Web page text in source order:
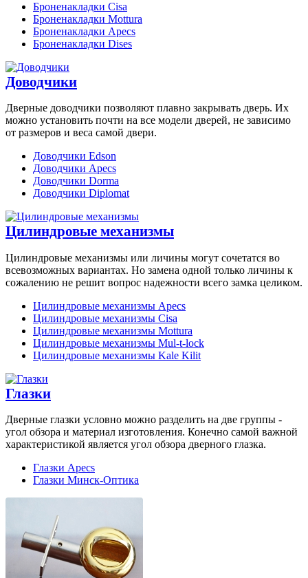
Броненакладки Cisa
Броненакладки Mottura
Броненакладки Apecs
Броненакладки Dises
Доводчики
Дверные доводчики позволяют плавно закрывать дверь. Их
можно установить почти на все модели дверей, не зависимо
от размеров и веса самой двери.
Доводчики Edson
Доводчики Apecs
Доводчики Dorma
Доводчики Diplomat
Цилиндровые механизмы
Цилиндровые механизмы или личины могут сочетатся во
всевозможных вариантах. Но замена одной только личины к
сожалению не решит вопрос надежности всего замка целиком.
Цилиндровые механизмы Apecs
Цилиндровые механизмы Cisa
Цилиндровые механизмы Mottura
Цилиндровые механизмы Mul-t-lock
Цилиндровые механизмы Kale Kilit
Глазки
Дверные глазки условно можно разделить на две группы -
угол обзора и материал изготовления. Конечно самой важной
характеристикой является угол обзора дверного глазка.
Глазки Apecs
Глазки Минск-Оптика